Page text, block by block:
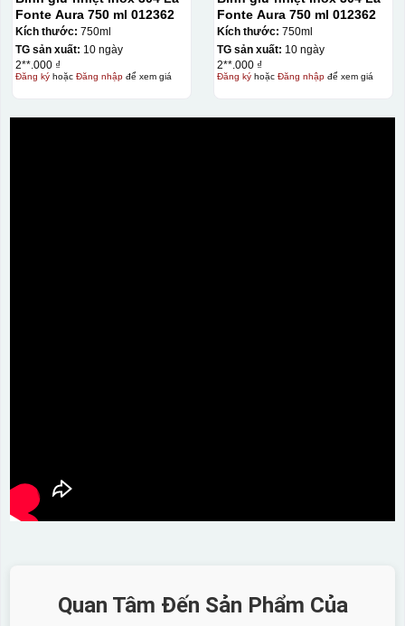
Fonte Aura 750 ml 012362
Kích thước: 750ml
TG sản xuất: 10 ngày
2**.000 ₫
Đăng kýhoặc Đăng nhậpđể xem giá
Fonte Aura 750 ml 012362
Kích thước: 750ml
TG sản xuất: 10 ngày
2**.000 ₫
Đăng kýhoặc Đăng nhậpđể xem giá
Quan Tâm Đến Sản Phẩm Của